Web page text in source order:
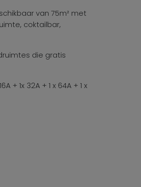
van 75m² met
coktailbar,
die gratis
+ 1x 32A + 1 x 64A + 1 x